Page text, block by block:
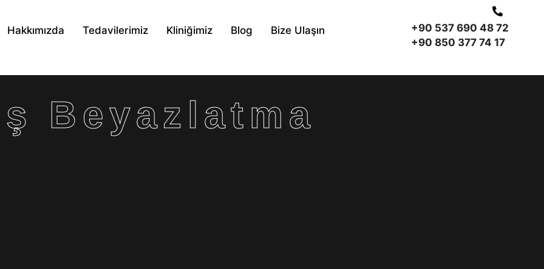
Hakkımızda Tedavilerimiz Kliniğimiz Blog Bize Ulaşın
+90 537 690 48 72
+90 850 377 74 17
Beyazlatma